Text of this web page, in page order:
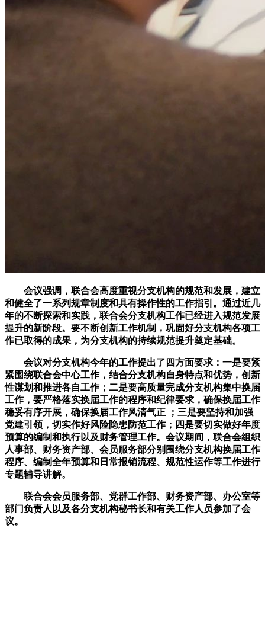
会议强调，联合会高度重视分支机构的规范和发展，建立
和健全了一系列规章制度和具有操作性的工作指引。通过近几
年的不断探索和实践，联合会分支机构工作已经进入规范发展
提升的新阶段。要不断创新工作机制，巩固好分支机构各项工
作已取得的成果，为分支机构的持续规范提升奠定基础。
会议对分支机构今年的工作提出了四方面要求：一是要紧
紧围绕联合会中心工作，结合分支机构自身特点和优势，创新
性谋划和推进各自工作；二是要高质量完成分支机构集中换届
工作，要严格落实换届工作的程序和纪律要求，确保换届工作
稳妥有序开展，确保换届工作风清气正 ；三是要坚持和加强
党建引领，切实作好风险隐患防范工作；四是要切实做好年度
预算的编制和执行以及财务管理工作。会议期间，联合会组织
人事部、财务资产部、会员服务部分别围绕分支机构换届工作
程序、编制全年预算和日常报销流程、规范性运作等工作进行
专题辅导讲解。
联合会会员服务部、党群工作部、财务资产部、办公室等
部门负责人以及各分支机构秘书长和有关工作人员参加了会
议。